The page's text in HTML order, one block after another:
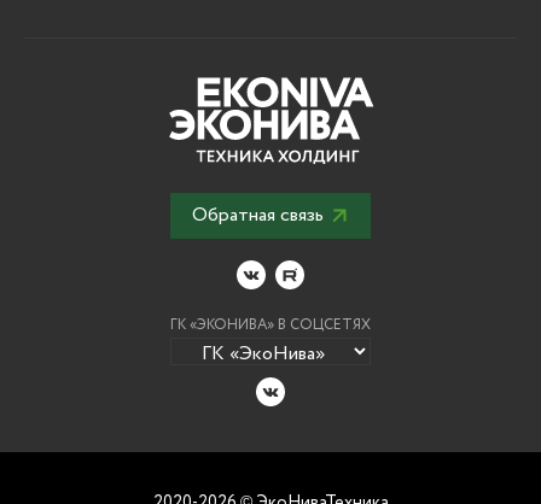
Обратная связь
ГК «ЭКОНИВА» В СОЦСЕТЯХ